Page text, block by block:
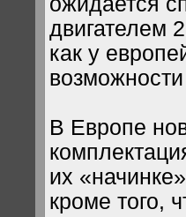
двигателем
как у
В Европе
их
кроме того,